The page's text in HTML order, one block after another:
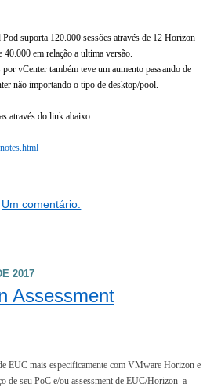
suporta 120.000 sessões através de 12 Horizon
em relação a ultima versão.
vCenter também teve um aumento passando de
não importando o tipo de desktop/pool.
através do link abaixo:
Um comentário:
2017
Assessment
EUC mais especificamente com VMware Horizon e
de seu PoC e/ou assessment de EUC/Horizon a